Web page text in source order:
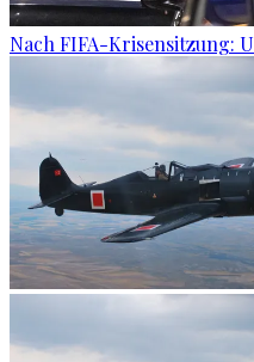
Nach FIFA-Krisensitzung: